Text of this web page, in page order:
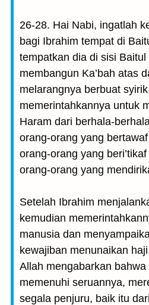
26-28. Hai Nabi, ingatlah
bagi Ibrahim tempat di
tempatkan dia di sisi
membangun Ka’bah atas
melarangnya berbuat
memerintahkannya untuk
Haram dari berhala-
orang-orang yang
orang-orang yang
orang-orang yang
Setelah Ibrahim
kemudian
manusia dan
kewajiban menunaikan
Allah mengabarkan
memenuhi seruannya,
segala penjuru, baik itu